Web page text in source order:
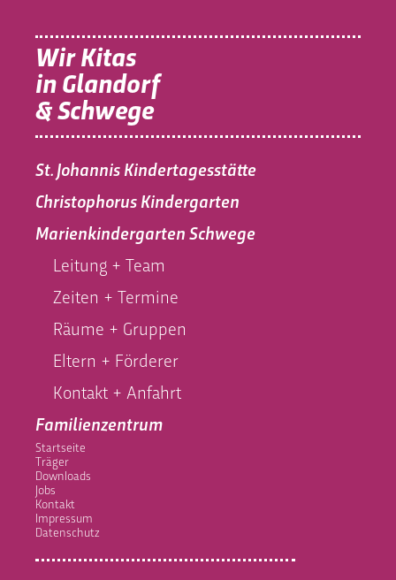
Wir Kitas
in Glandorf
& Schwege
St. Johannis Kindertagesstätte
Christophorus Kindergarten
Marienkindergarten Schwege
Leitung + Team
Zeiten + Termine
Räume + Gruppen
Eltern + Förderer
Kontakt + Anfahrt
Familienzentrum
Startseite
Träger
Downloads
Jobs
Kontakt
Impressum
Datenschutz